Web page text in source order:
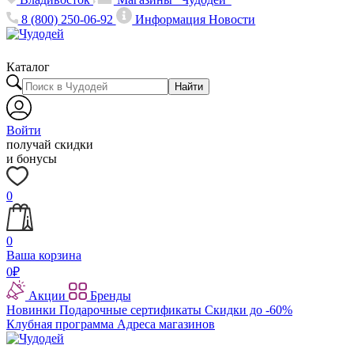
8 (800) 250-06-92
ИнформацияНовости
Каталог
Найти
Войти
получай скидки
и бонусы
0
0
Ваша корзина
0₽
Акции
Бренды
Новинки Подарочные сертификаты Скидки до -60%
Клубная программа Адреса магазинов